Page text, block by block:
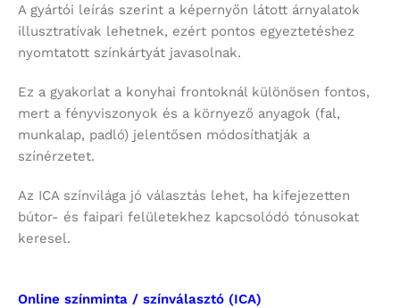
A gyártói leírás szerint a képernyőn látott árnyalatok
illusztratívak lehetnek, ezért pontos egyeztetéshez
nyomtatott színkártyát javasolnak.
Ez a gyakorlat a konyhai frontoknál különösen fontos,
mert a fényviszonyok és a környező anyagok (fal,
munkalap, padló) jelentősen módosíthatják a
színérzetet.
Az ICA színvilága jó választás lehet, ha kifejezetten
bútor- és faipari felületekhez kapcsolódó tónusokat
keresel.
Online színminta / színválasztó (ICA)